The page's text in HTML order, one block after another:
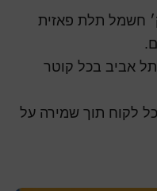
חשמל תלת פאזית
אביב בכל קוטר
לקוח תוך שמירה על